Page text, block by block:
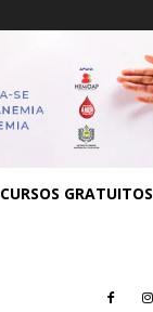
CURSOS GRATUITOS